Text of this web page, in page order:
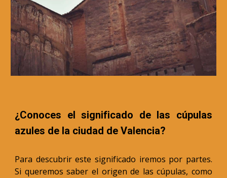
¿Conoces el significado de las cúpulas
azules de la ciudad de Valencia?
Para descubrir este significado iremos por partes.
Si queremos saber el origen de las cúpulas, como